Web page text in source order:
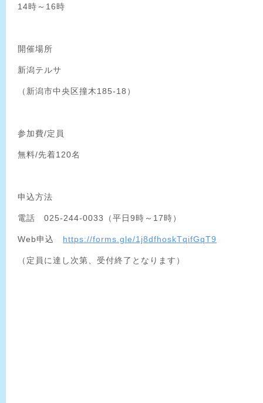
14時～16時
開催場所
新潟テルサ
（新潟市中央区撞木185-18）
参加費/定員
無料/先着120名
申込方法
電話 025-244-0033（平日9時～17時）
Web申込 https://forms.gle/1j8dfhoskTqifGqT9
（定員に達し次第、受付終了となります）